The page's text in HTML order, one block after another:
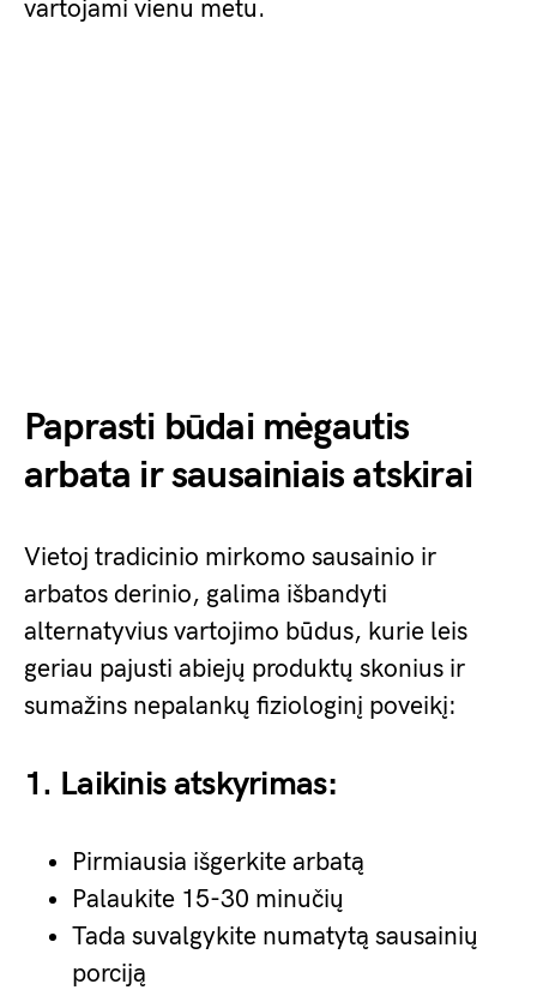
vartojami vienu metu.
Paprasti būdai mėgautis
arbata ir sausainiais atskirai
Vietoj tradicinio mirkomo sausainio ir
arbatos derinio, galima išbandyti
alternatyvius vartojimo būdus, kurie leis
geriau pajusti abiejų produktų skonius ir
sumažins nepalankų fiziologinį poveikį:
1. Laikinis atskyrimas:
Pirmiausia išgerkite arbatą
Palaukite 15-30 minučių
Tada suvalgykite numatytą sausainių
porciją